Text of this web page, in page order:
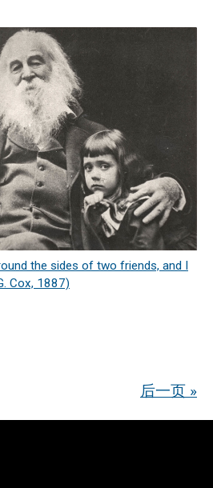
the sides of two friends, and I
Cox, 1887)
后一页 »